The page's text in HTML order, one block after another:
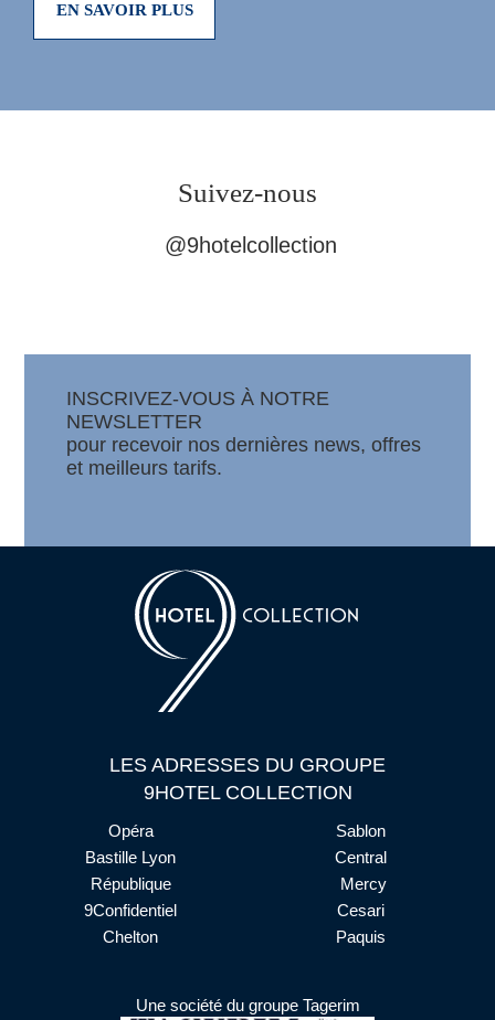
EN SAVOIR PLUS
Suivez-nous
@9hotelcollection
INSCRIVEZ-VOUS À NOTRE
NEWSLETTER
pour recevoir nos dernières news, offres
et meilleurs tarifs.
LES ADRESSES DU GROUPE
9HOTEL COLLECTION
Opéra
Sablon
Bastille Lyon
Central
République
Mercy
9Confidentiel
Cesari
Chelton
Paquis
Une société du groupe Tagerim